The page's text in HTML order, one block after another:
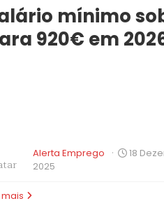
mínimo
920€ em
Alerta Emprego ·
18
2025
mais